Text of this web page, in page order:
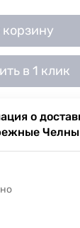
корзину
в 1 клик
о
Челны